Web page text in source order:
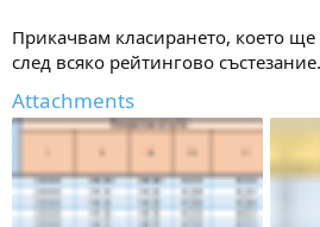
Прикачвам класирането, което
след всяко рейтингово състезание.
Attachments